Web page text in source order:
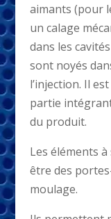
aimants (pour
un calage
dans les
sont noyés
l’injection. Il
partie
du produit.
Les éléments
être des
moulage.